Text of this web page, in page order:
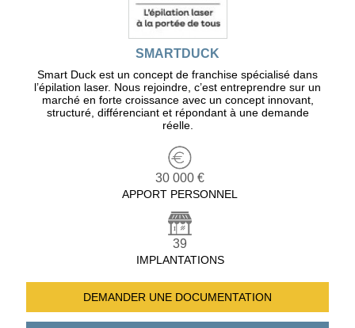
SMARTDUCK
Smart Duck est un concept de franchise spécialisé dans
l’épilation laser. Nous rejoindre, c’est entreprendre sur un
marché en forte croissance avec un concept innovant,
structuré, différenciant et répondant à une demande
réelle.
30 000 €
APPORT PERSONNEL
39
IMPLANTATIONS
DEMANDER UNE DOCUMENTATION